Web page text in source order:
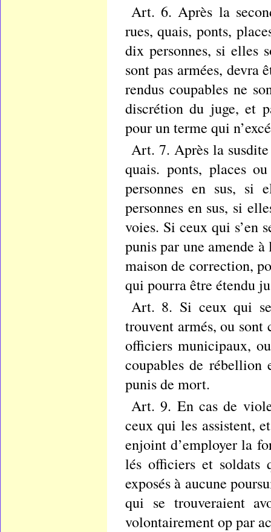
Art. 6. Après la
rues, quais, ponts,
dix personnes, si elles
sont pas armées, devra
rendus coupables ne
discrétion du juge, et
pour un terme qui
Art. 7. Après la susdite
quais. ponts, places
personnes en sus, si
personnes en sus, si
voies. Si ceux qui s’en
punis par une amende
maison de correction,
qui pourra être étendu
Art. 8. Si ceux qui
trouvent armés, ou sont
officiers municipaux,
coupables de
punis de mort.
Art. 9. En cas de
ceux qui les assistent,
enjoint d’employer la
lés officiers et soldats
exposés à aucune
qui se trouveraient
volontairement op par